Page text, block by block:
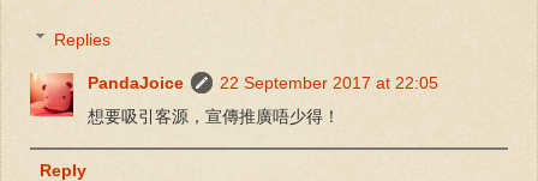
Replies
PandaJoice
22 September 2017 at 22:05
想要吸引客源，宣傳推廣唔少得！
Reply